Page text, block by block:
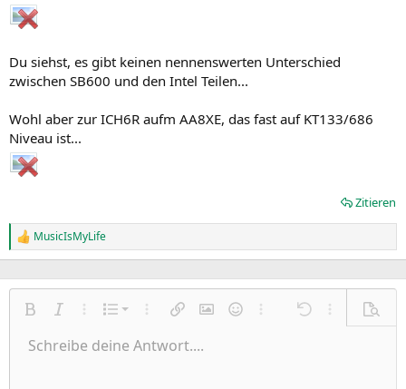
Du siehst, es gibt keinen nennenswerten Unterschied
zwischen SB600 und den Intel Teilen...
Wohl aber zur ICH6R aufm AA8XE, das fast auf KT133/686
Niveau ist...
Zitieren
R
e
k
MusicIsMyLife
Fett KursivWeitere Einstellungen…
Liste
Nummerierte Liste
Ungeordnete Liste
Weitere Einstellungen…
Link einfügen
Bild einfügen
SmileysWeitere Einstellungen…
Rückgängig
Weitere
Schriftgröße
9
TextfarbeSchriftfamilie
Arial
Durchgestrichen
Unterstrichen
Inline-Code
AusrichtungLinksbündig
Paragraph format
Normal
ZitatMedienTabelle einfügen
Insert horizontal line
SpoilerCode
Wiederholen
BBCode umschalten
Formatierung entfernen
EntwürfeEntwurf speichern
Schreibe deine Antwort....